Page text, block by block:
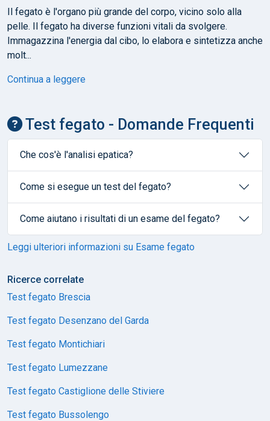
Il fegato è l'organo più grande del corpo, vicino solo alla
pelle. Il fegato ha diverse funzioni vitali da svolgere.
Immagazzina l'energia dal cibo, lo elabora e sintetizza anche
molt...
Continua a leggere
Test fegato - Domande Frequenti
Che cos'è l'analisi epatica?
Come si esegue un test del fegato?
Come aiutano i risultati di un esame del fegato?
Leggi ulteriori informazioni su Esame fegato
Ricerce correlate
Test fegato Brescia
Test fegato Desenzano del Garda
Test fegato Montichiari
Test fegato Lumezzane
Test fegato Castiglione delle Stiviere
Test fegato Bussolengo